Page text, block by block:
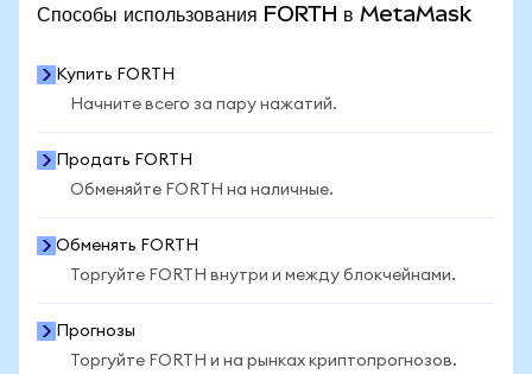
Способы использования FORTH в MetaMask
Купить FORTH
Начните всего за пару нажатий.
Продать FORTH
Обменяйте FORTH на наличные.
Обменять FORTH
Торгуйте FORTH внутри и между блокчейнами.
Прогнозы
Торгуйте FORTH и на рынках криптопрогнозов.